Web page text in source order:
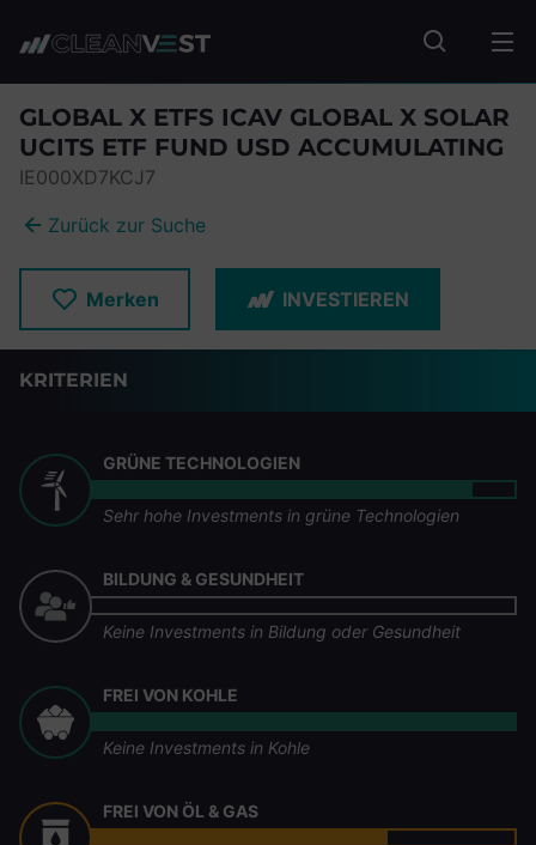
Fonds
GLOBAL X ETFS ICAV GLOBAL X SOLAR
UCITS ETF FUND USD ACCUMULATING
IE000XD7KCJ7
Zurück zur Suche
Merken INVESTIEREN
KRITERIEN
GRÜNE TECHNOLOGIEN
Sehr hohe Investments in grüne Technologien
BILDUNG & GESUNDHEIT
Keine Investments in Bildung oder Gesundheit
FREI VON KOHLE
Keine Investments in Kohle
FREI VON ÖL & GAS